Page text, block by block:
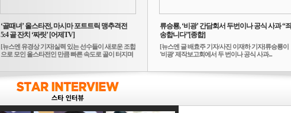
‘골때녀’ 올스타전, 마시마 포트트릭 맹추격전
5:4 골 잔치 ‘짜릿’ [어제TV]
[뉴스엔 유경상 기자]실력 있는 선수들이 새로운 조합
으로 모인 올스타전인 만큼 빠른 속도로 골이 터지며
류승룡, ‘비광’ 간담회서 두번이나 공식 사과 “죄
송합니다”[종합]
[뉴스엔 글 배효주 기자/사진 이재하 기자]류승룡이
'비광' 제작보고회에서 두 번이나 공식 사과...